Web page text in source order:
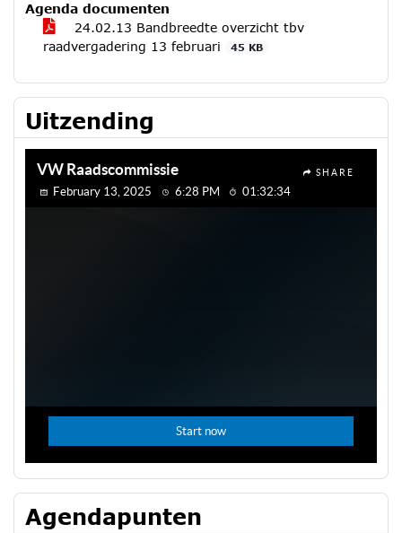
Agenda documenten
24.02.13 Bandbreedte overzicht tbv
raadvergadering 13 februari
45 KB
Uitzending
Agendapunten